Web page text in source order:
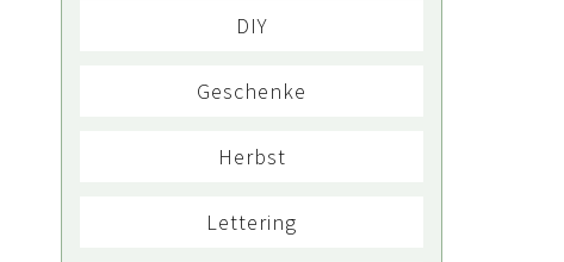
DIY
Geschenke
Herbst
Lettering